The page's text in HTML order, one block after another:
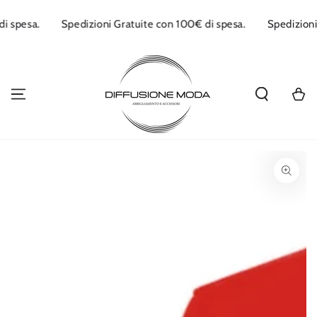
CONTENUTO
spesa. Spedizioni Gratuite con 100€ di spesa.
Carello
media